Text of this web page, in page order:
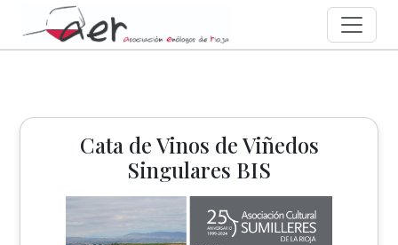
Cata de Vinos de Viñedos
Singulares BIS